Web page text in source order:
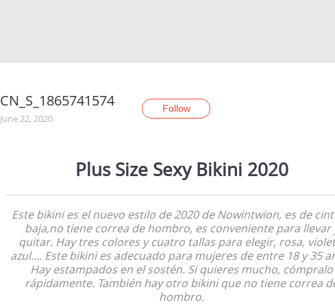
CN_S_1865741574
June 22, 2020
Follow
Plus Size Sexy Bikini 2020
Este bikini es el nuevo estilo de 2020 de Nowintwion, es de
baja,no tiene correa de hombro, es conveniente para llevar
quitar. Hay tres colores y cuatro tallas para elegir, rosa,
azul.... Este bikini es adecuado para mujeres de entre 18 y 35
Hay estampados en el sostén. Si quieres mucho, cómpralo
rápidamente. También hay otro bikini que no tiene correa
hombro.